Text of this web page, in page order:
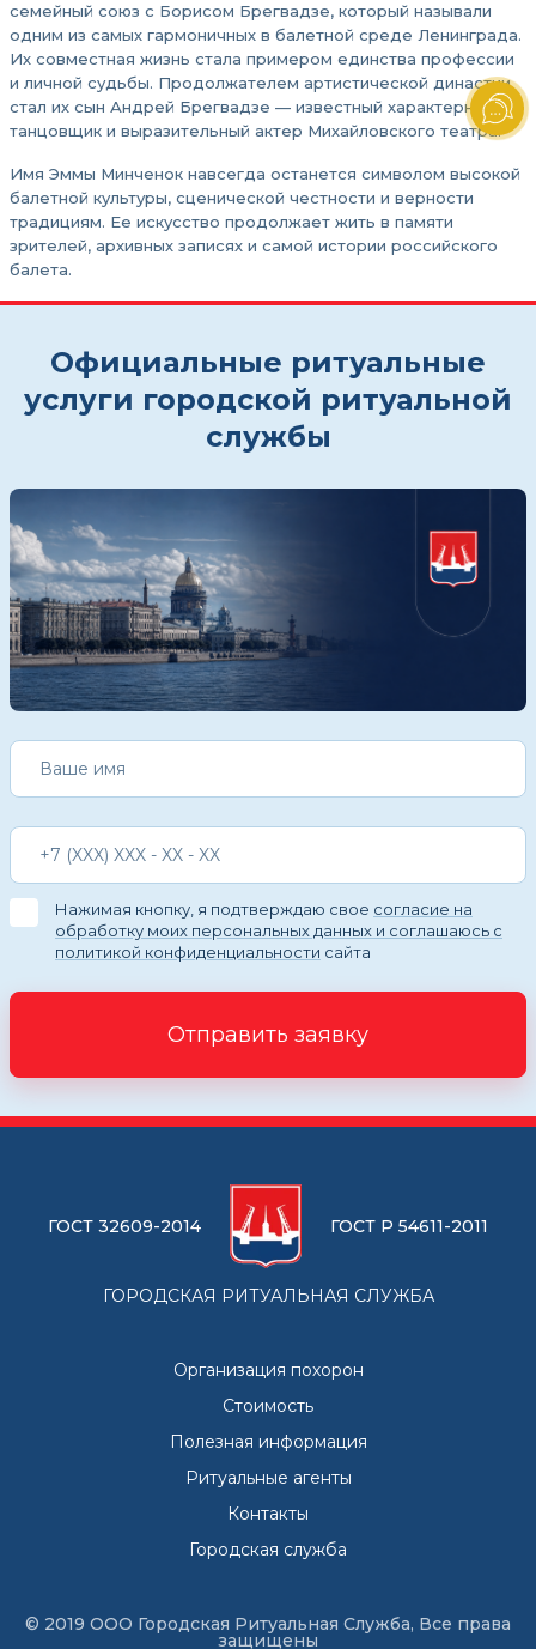
семейный союз с Борисом Брегвадзе, который называли
одним из самых гармоничных в балетной среде Ленинграда.
Их совместная жизнь стала примером единства профессии
и личной судьбы. Продолжателем артистической династии
стал их сын Андрей Брегвадзе — известный характерный
танцовщик и выразительный актер Михайловского театра.
Имя Эммы Минченок навсегда останется символом высокой
балетной культуры, сценической честности и верности
традициям. Ее искусство продолжает жить в памяти
зрителей, архивных записях и самой истории российского
балета.
Официальные ритуальные
услуги городской ритуальной
службы
Нажимая кнопку, я подтверждаю свое согласие на
обработку моих персональных данных и соглашаюсь с
политикой конфиденциальности сайта
Отправить заявку
ГОСТ 32609-2014 ГОСТ Р 54611-2011
ГОРОДСКАЯ РИТУАЛЬНАЯ СЛУЖБА
Организация похорон
Стоимость
Полезная информация
Ритуальные агенты
Контакты
Городская служба
© 2019 ООО Городская Ритуальная Служба, Все права
защищены